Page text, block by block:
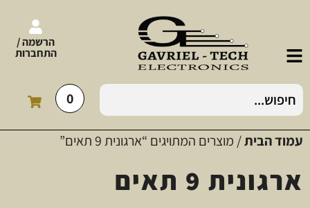
הרשמה /
התחברות
0
עמוד הבית/ מוצרים המתויגים “ארגונית 9 תאים”
ארגונית 9 תאים